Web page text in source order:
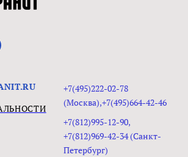
+7(495)222-02-78
(Москва),+7(495)664-42-46
+7(812)995-12-90,
+7(812)969-42-34 (Санкт-
Петербург)